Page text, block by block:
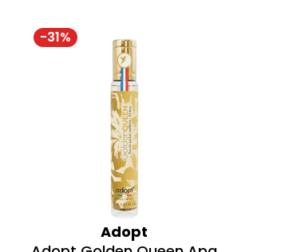
-31%
Adopt